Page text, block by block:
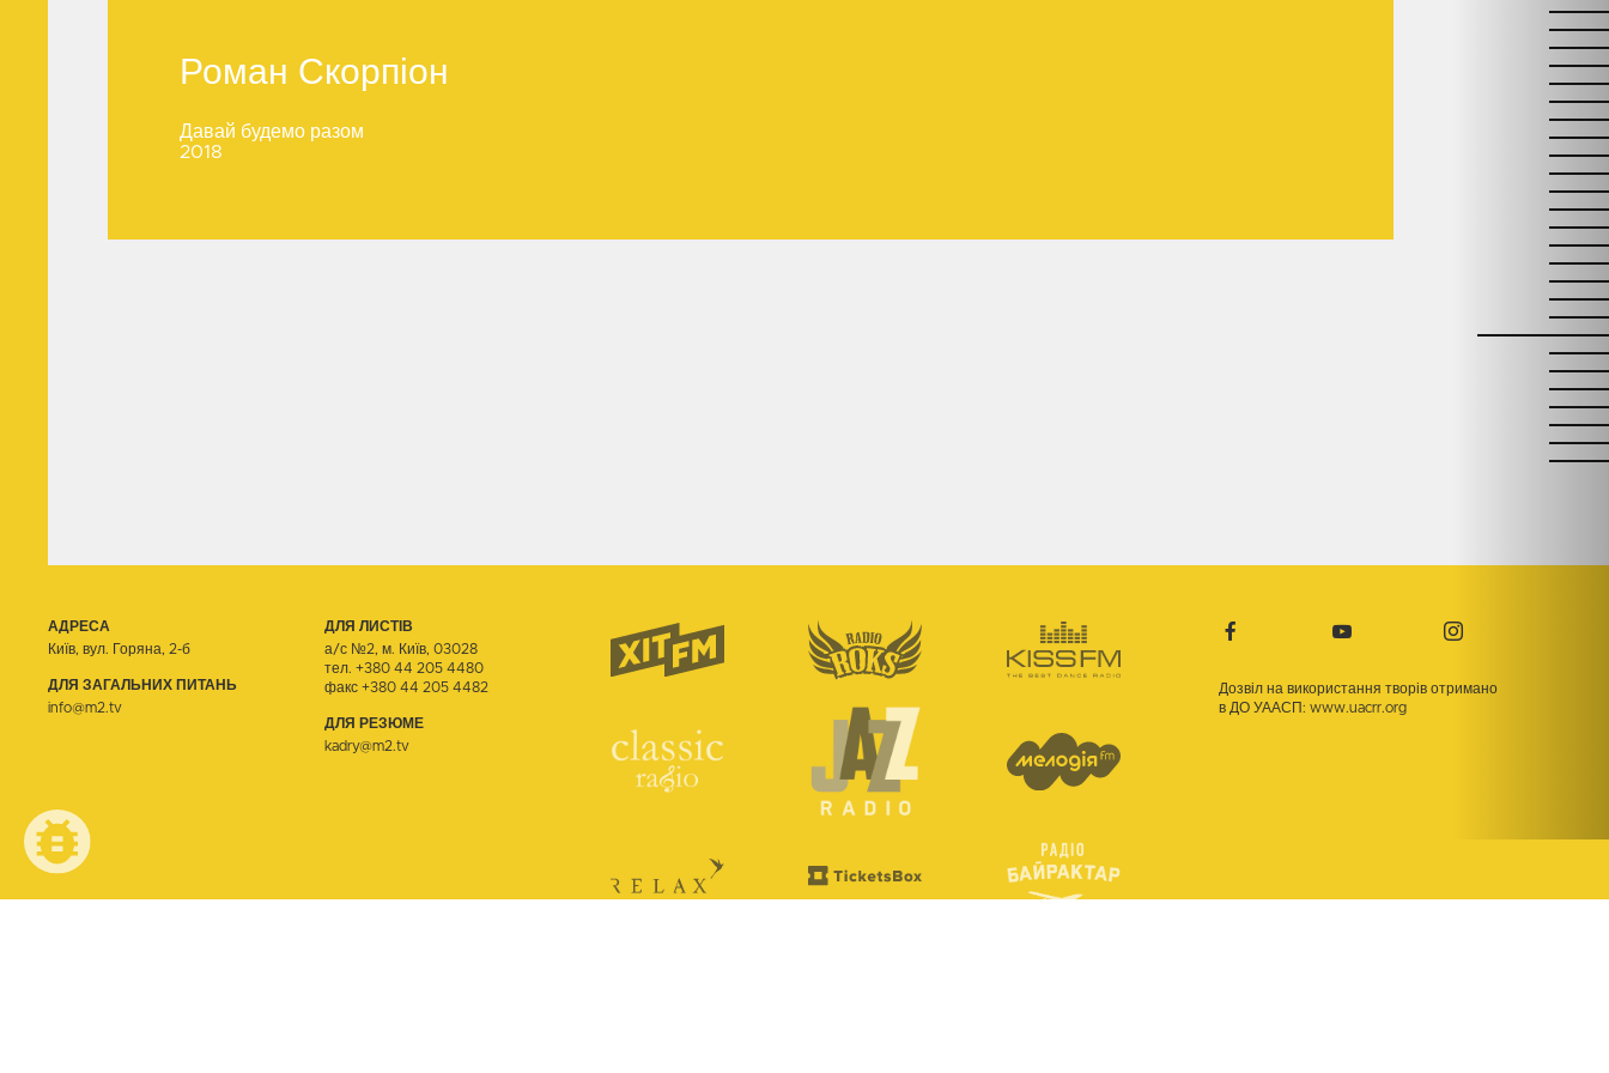
Роман Скорпіон
Давай будемо разом
2018
АДРЕСА
Київ, вул. Горяна, 2-б
ДЛЯ ЗАГАЛЬНИХ ПИТАНЬ
info@m2.tv
ДЛЯ ЛИСТІВ
а/с №2, м. Київ, 03028
тел. +380 44 205 4480
факс +380 44 205 4482
ДЛЯ РЕЗЮМЕ
kadry@m2.tv
Дозвіл на використання творів отримано
в ДО УААСП: www.uacrr.org